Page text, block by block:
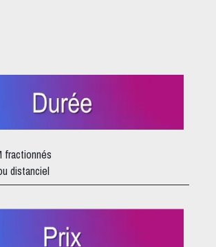
fractionnés
distanciel